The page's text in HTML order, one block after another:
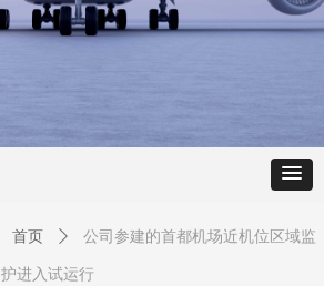
首页 ꄲ 公司参建的首都机场近机位区域监
护进入试运行